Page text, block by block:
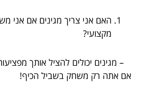
האם אני צריך מגינים אם אני
מקצועי?
– מגינים יכולים להציל אותך
אם אתה רק משחק בשביל הכיף!